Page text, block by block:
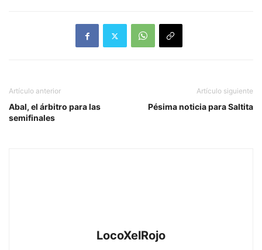
Artículo anterior
Abal, el árbitro para las
semifinales
Artículo siguiente
Pésima noticia para Saltita
LocoXelRojo